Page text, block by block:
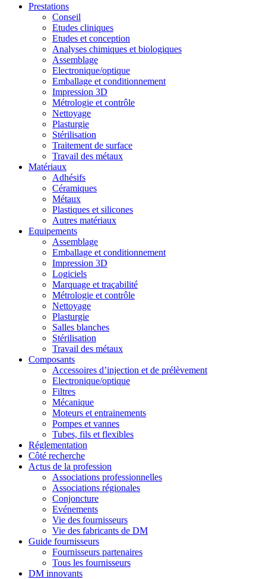
Prestations
Conseil
Etudes cliniques
Etudes et conception
Analyses chimiques et biologiques
Assemblage
Electronique/optique
Emballage et conditionnement
Impression 3D
Métrologie et contrôle
Nettoyage
Plasturgie
Stérilisation
Traitement de surface
Travail des métaux
Matériaux
Adhésifs
Céramiques
Métaux
Plastiques et silicones
Autres matériaux
Equipements
Assemblage
Emballage et conditionnement
Impression 3D
Logiciels
Marquage et traçabilité
Métrologie et contrôle
Nettoyage
Plasturgie
Salles blanches
Stérilisation
Travail des métaux
Composants
Accessoires d’injection et de prélèvement
Electronique/optique
Filtres
Mécanique
Moteurs et entrainements
Pompes et vannes
Tubes, fils et flexibles
Réglementation
Côté recherche
Actus de la profession
Associations professionnelles
Associations régionales
Conjoncture
Evénements
Vie des fournisseurs
Vie des fabricants de DM
Guide fournisseurs
Fournisseurs partenaires
Tous les fournisseurs
DM innovants